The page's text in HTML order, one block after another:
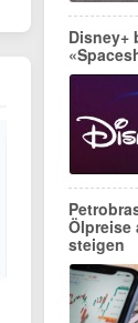
Disney+
Ölpreise
steigen